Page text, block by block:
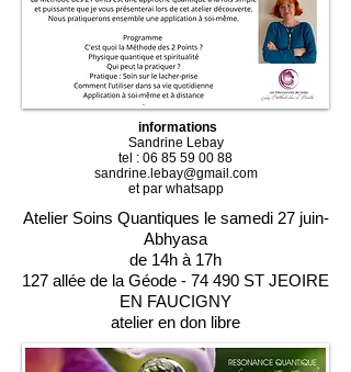
informations
Sandrine Lebay
tel : 06 85 59 00 88
sandrine.lebay@gmail.com
et par whatsapp
Atelier Soins Quantiques le samedi 27 juin-
Abhyasa
de 14h à 17h
127 allée de la Géode - 74 490 ST JEOIRE
EN FAUCIGNY
atelier en don libre